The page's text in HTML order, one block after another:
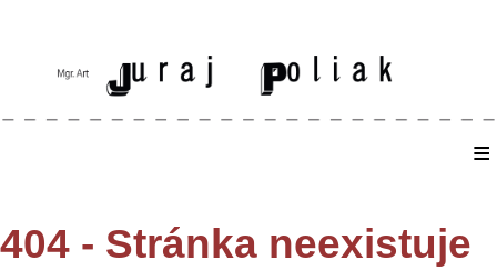
≡
404 - Stránka neexistuje